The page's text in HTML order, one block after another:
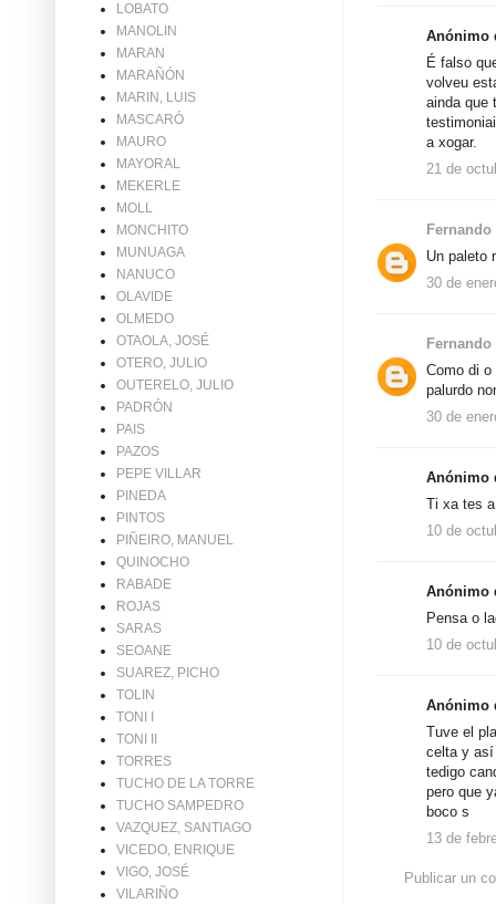
Anónimo
É falso
volveu
ainda que
a xogar.
21 de
Un paleto
30 de
Como di
palurdo
30 de
Anónimo
Ti xa tes
10 de
Anónimo
Pensa o
10 de
Anónimo
Tuve el
celta y así
tedigo
pero que
boco s
13 de
Publicar un
LOBATO
MANOLIN
MARAN
MARAÑÓN
MARIN, LUIS
MASCARÓ
MAURO
MAYORAL
MEKERLE
MOLL
MONCHITO
MUNUAGA
NANUCO
OLAVIDE
OLMEDO
OTAOLA, JOSÉ
OTERO, JULIO
OUTERELO, JULIO
PADRÓN
PAIS
PAZOS
PEPE VILLAR
PINEDA
PINTOS
PIÑEIRO, MANUEL
QUINOCHO
RABADE
ROJAS
SARAS
SEOANE
SUAREZ, PICHO
TOLIN
TONI I
TONI II
TORRES
TUCHO DE LA TORRE
TUCHO SAMPEDRO
VAZQUEZ, SANTIAGO
VICEDO, ENRIQUE
VIGO, JOSÉ
VILARIÑO